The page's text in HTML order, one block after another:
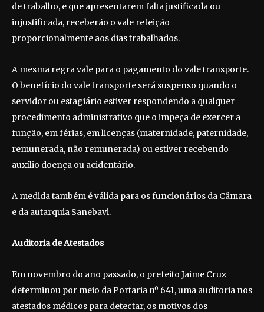
de trabalho, e que apresentarem falta justificada ou
injustificada, receberão o vale refeição
proporcionalmente aos dias trabalhados.
A mesma regra vale para o pagamento do vale transporte.
O benefício do vale transporte será suspenso quando o
servidor ou estagiário estiver respondendo a qualquer
procedimento administrativo que o impeça de exercer a
função, em férias, em licenças (maternidade, paternidade,
remunerada, não remunerada) ou estiver recebendo
auxílio doença ou acidentário.
A medida também é válida para os funcionários da Câmara
e da autarquia Sanebavi.
Auditoria de Atestados
Em novembro do ano passado, o prefeito Jaime Cruz
determinou por meio da Portaria nº 641, uma auditoria nos
atestados médicos para detectar, os motivos dos